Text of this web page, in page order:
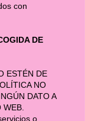
con
DE
ESTÉN DE
NO
DATO A
o